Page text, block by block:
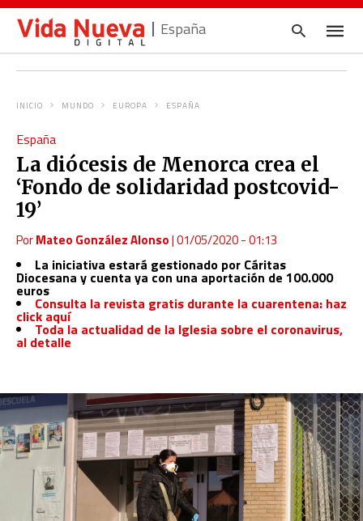
España
pulsa
en
INICIO MUNDO EUROPA ESPAÑA
España
La diócesis de Menorca crea el
‘Fondo de solidaridad postcovid-
19’
PorMateo González Alonso|01/05/2020 - 01:13
La iniciativa estará gestionado por Cáritas
Diocesana y cuenta ya con una aportación de 100.000
euros
Consulta la revista gratis durante la cuarentena: haz
click aquí
Toda la actualidad de la Iglesia sobre el coronavirus,
al detalle